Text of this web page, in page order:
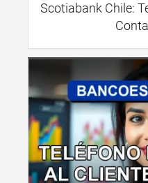
Scotiabank Chile: